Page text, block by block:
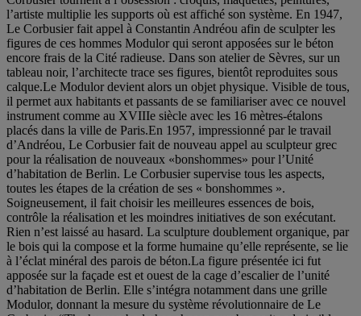
l’artiste multiplie les supports où est affiché son système. En 1947,
Le Corbusier fait appel à Constantin Andréou afin de sculpter les
figures de ces hommes Modulor qui seront apposées sur le béton
encore frais de la Cité radieuse. Dans son atelier de Sèvres, sur un
tableau noir, l’architecte trace ses figures, bientôt reproduites sous
calque.Le Modulor devient alors un objet physique. Visible de tous,
il permet aux habitants et passants de se familiariser avec ce nouvel
instrument comme au XVIIIe siècle avec les 16 mètres-étalons
placés dans la ville de Paris.En 1957, impressionné par le travail
d’Andréou, Le Corbusier fait de nouveau appel au sculpteur grec
pour la réalisation de nouveaux «bonshommes» pour l’Unité
d’habitation de Berlin. Le Corbusier supervise tous les aspects,
toutes les étapes de la création de ses « bonshommes ».
Soigneusement, il fait choisir les meilleures essences de bois,
contrôle la réalisation et les moindres initiatives de son exécutant.
Rien n’est laissé au hasard. La sculpture doublement organique, par
le bois qui la compose et la forme humaine qu’elle représente, se lie
à l’éclat minéral des parois de béton.La figure présentée ici fut
apposée sur la façade est et ouest de la cage d’escalier de l’unité
d’habitation de Berlin. Elle s’intégra notamment dans une grille
Modulor, donnant la mesure du système révolutionnaire de Le